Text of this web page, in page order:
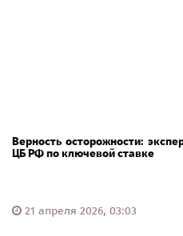
Верность осторожности:
ЦБ РФ по ключевой ставке
21 апреля 2026, 03:03